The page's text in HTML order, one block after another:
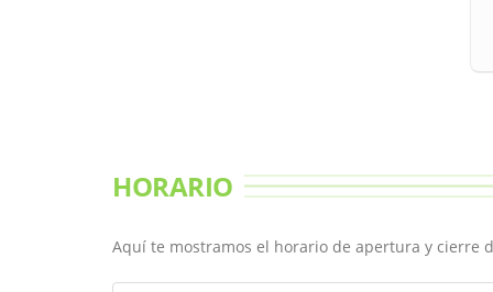
HORARIO
Aquí te mostramos el horario de apertura y cierre